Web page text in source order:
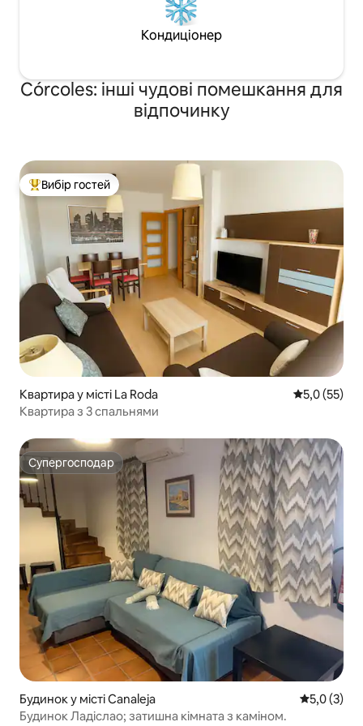
обідньої зони на відкритому повітрі, що
ідеально підходять для відпочинку та
насолоди навколишнім середовищем
Кондиціонер
Córcoles: інші чудові помешкання для
відпочинку
Топ вибір гостей
Вибір гостей
Квартира у місті La Roda Середня
5,0 (55)
Квартира з 3 спальнями
Супергосподар
Супергосподар
Будинок у місті Canaleja Середня
5,0 (3)
Будинок Ладіслао; затишна кімната з каміном.